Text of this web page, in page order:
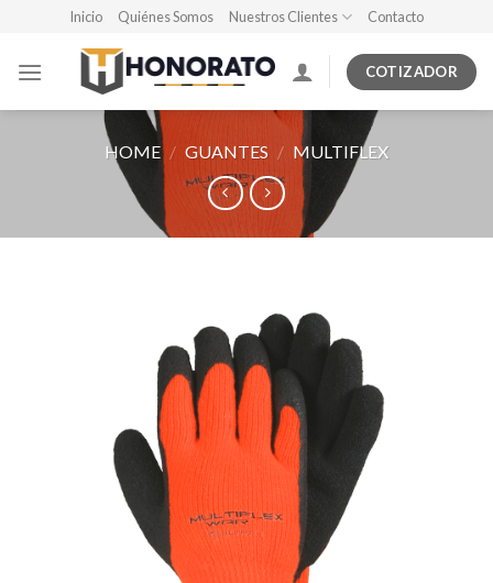
content
Inicio Quiénes Somos Nuestros Clientes Contacto
COTIZADOR
HOME / GUANTES / MULTIFLEX